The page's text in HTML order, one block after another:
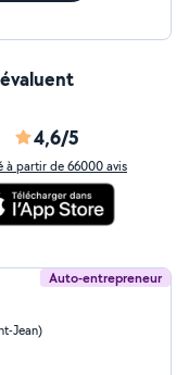
4,6/5
à partir de 66000 avis
Auto-entrepreneur
Jean)